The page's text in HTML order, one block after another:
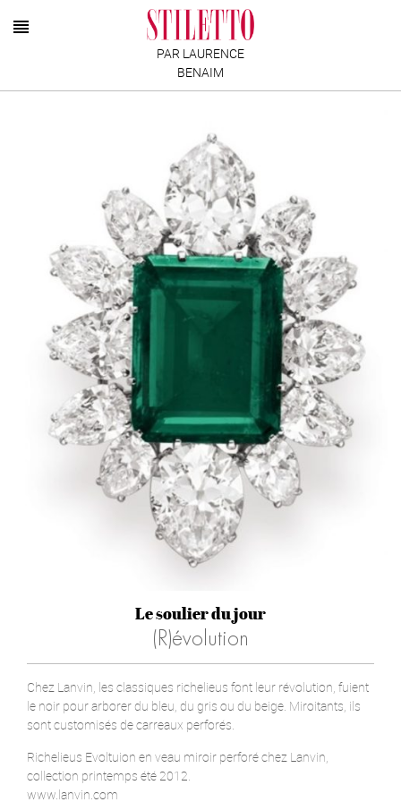
PAR LAURENCE
BENAIM
Le soulier du jour
(R)évolution
Chez Lanvin, les classiques richelieus font leur révolution, fuient
le noir pour arborer du bleu, du gris ou du beige. Miroitants, ils
sont customisés de carreaux perforés.
Richelieus Evoltuion en veau miroir perforé chez Lanvin,
collection printemps été 2012.
www.lanvin.com